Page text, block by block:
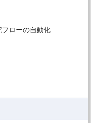
フローの自動化